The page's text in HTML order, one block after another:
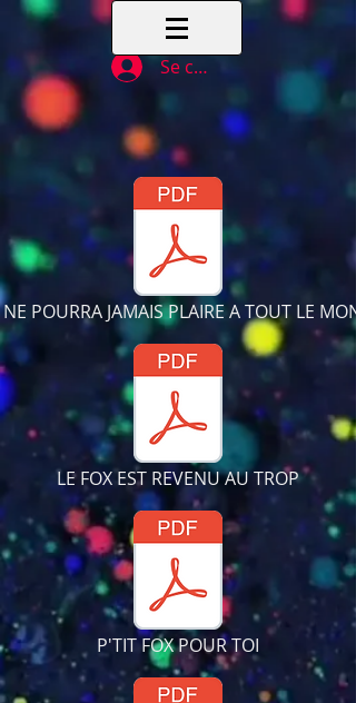
Se connecter
POURRA JAMAIS PLAIRE A TOUT LE
LE FOX EST REVENU AU TROP
P'TIT FOX POUR TOI